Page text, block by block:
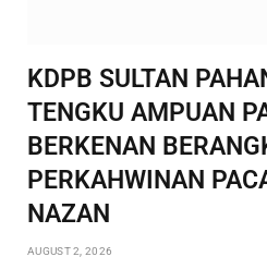
KDPB SULTAN
TENGKU AMPUAN
BERKENAN
PERKAHWINAN
NAZAN
AUGUST 2, 2026